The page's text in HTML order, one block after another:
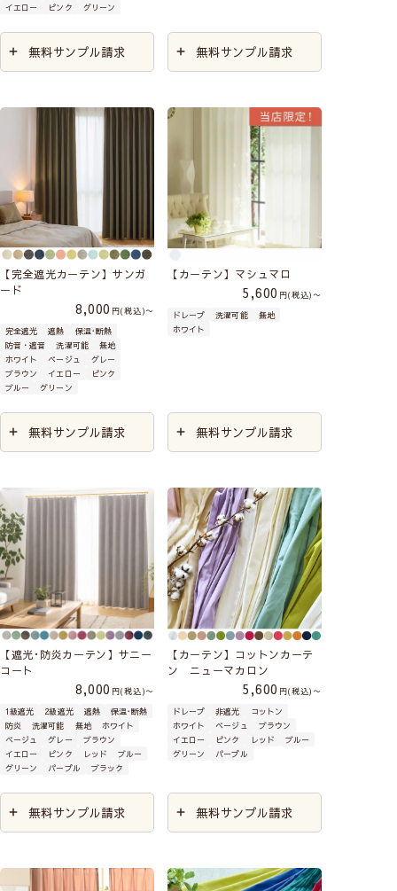
イエロー
ピンク グリーン
無料サンプル請求 無料サンプル請求
【完全遮光カーテン】サンガ
ード
8,000 税込 〜
完全遮光
遮熱
保温･断熱
防音・遮音
洗濯可能
無地
ホワイト
ベージュ
グレー
ブラウン
イエロー
ピンク
ブルー
グリーン
無料サンプル請求
【カーテン】マシュマロ
5,600 税込 〜
ドレープ
洗濯可能
無地
ホワイト
無料サンプル請求
【遮光･防炎カーテン】サニー
コート
8,000 税込 〜
1級遮光
2級遮光 遮熱
保温･断熱
防炎
洗濯可能 無地
ホワイト
ベージュ
グレー
ブラウン
イエロー
ピンク レッド
ブルー
グリーン
パープル ブラック
無料サンプル請求
【カーテン】コットンカーテ
ン ニューマカロン
5,600 税込 〜
ドレープ
非遮光
コットン
ホワイト
ベージュ
ブラウン
イエロー
ピンク レッド
ブルー
グリーン
パープル
無料サンプル請求